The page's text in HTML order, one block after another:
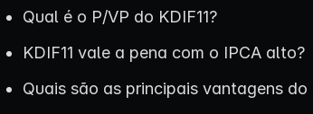
Qual é o P/VP do KDIF11?
KDIF11 vale a pena com o IPCA alto?
Quais são as principais vantagens do